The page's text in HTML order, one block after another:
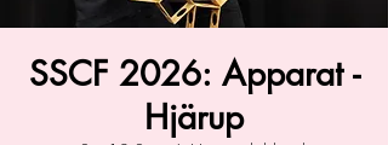
SSCF 2026: Apparat -
Hjärup